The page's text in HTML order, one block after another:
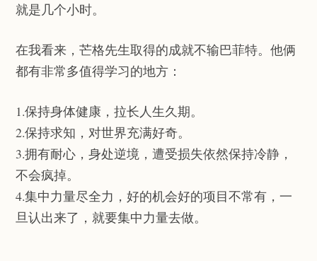
就是几个小时。
在我看来，芒格先生取得的成就不输巴菲特。他俩
都有非常多值得学习的地方：
1.保持身体健康，拉长人生久期。
2.保持求知，对世界充满好奇。
3.拥有耐心，身处逆境，遭受损失依然保持冷静，
不会疯掉。
4.集中力量尽全力，好的机会好的项目不常有，一
旦认出来了，就要集中力量去做。